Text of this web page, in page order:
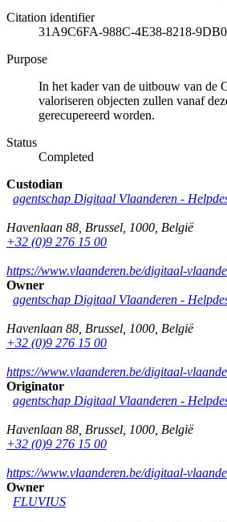
Citation identifier
31A9C6FA-988C-4E38-8218-
Purpose
In het kader van de uitbouw van de
valoriseren objecten zullen vanaf
gerecupereerd worden.
Status
Completed
Custodian
agentschap Digitaal Vlaanderen -
Havenlaan 88 Brussel 1000 België
+32 (0)9 276 15 00
https://www.vlaanderen.be/digitaal-
Owner
agentschap Digitaal Vlaanderen -
Havenlaan 88 Brussel 1000 België
+32 (0)9 276 15 00
https://www.vlaanderen.be/digitaal-
Originator
agentschap Digitaal Vlaanderen -
Havenlaan 88 Brussel 1000 België
+32 (0)9 276 15 00
https://www.vlaanderen.be/digitaal-
Owner
FLUVIUS